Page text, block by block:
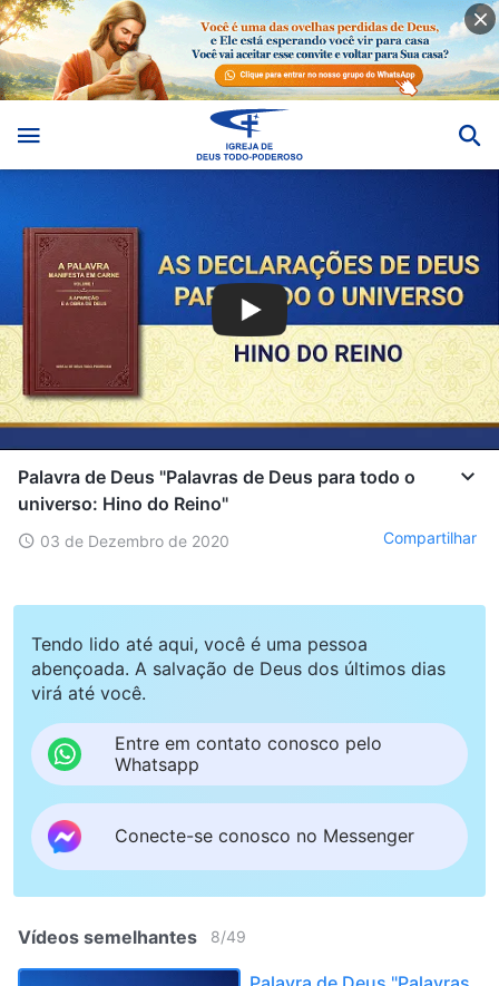
Palavra de Deus "Palavras de Deus para todo o
universo: Hino do Reino"
03 de Dezembro de 2020 Compartilhar
Tendo lido até aqui, você é uma pessoa
abençoada. A salvação de Deus dos últimos dias
virá até você.
Entre em contato conosco pelo
Whatsapp
Conecte-se conosco no Messenger
Vídeos semelhantes 8/49